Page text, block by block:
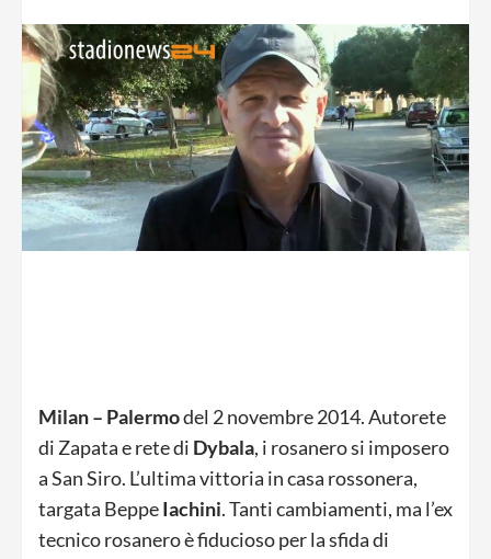
Milan – Palermodel 2 novembre 2014. Autorete
di Zapata e rete di Dybala, i rosanero si imposero
a San Siro. L’ultima vittoria in casa rossonera,
targata BeppeIachini. Tanti cambiamenti, ma l’ex
tecnico rosanero è fiducioso per la sfida di